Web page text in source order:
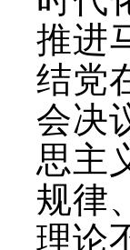
推进
结党
会决
思主
规律
理论